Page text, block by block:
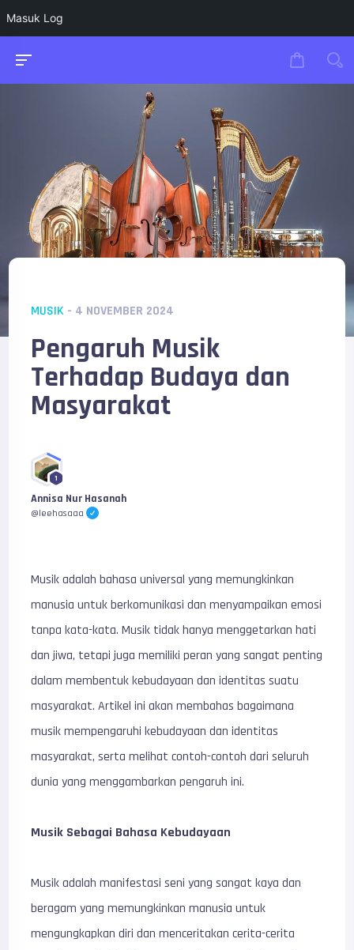
Masuk Log
MUSIK - 4 NOVEMBER 2024
Pengaruh Musik
Terhadap Budaya dan
Masyarakat
1
Annisa Nur Hasanah
@leehasaaa
Musik adalah bahasa universal yang memungkinkan
manusia untuk berkomunikasi dan menyampaikan emosi
tanpa kata-kata. Musik tidak hanya menggetarkan hati
dan jiwa, tetapi juga memiliki peran yang sangat penting
dalam membentuk kebudayaan dan identitas suatu
masyarakat. Artikel ini akan membahas bagaimana
musik mempengaruhi kebudayaan dan identitas
masyarakat, serta melihat contoh-contoh dari seluruh
dunia yang menggambarkan pengaruh ini.
Musik Sebagai Bahasa Kebudayaan
Musik adalah manifestasi seni yang sangat kaya dan
beragam yang memungkinkan manusia untuk
mengungkapkan diri dan menceritakan cerita-cerita